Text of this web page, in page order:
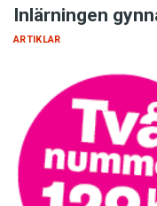
Inlärningen
ARTIKLAR